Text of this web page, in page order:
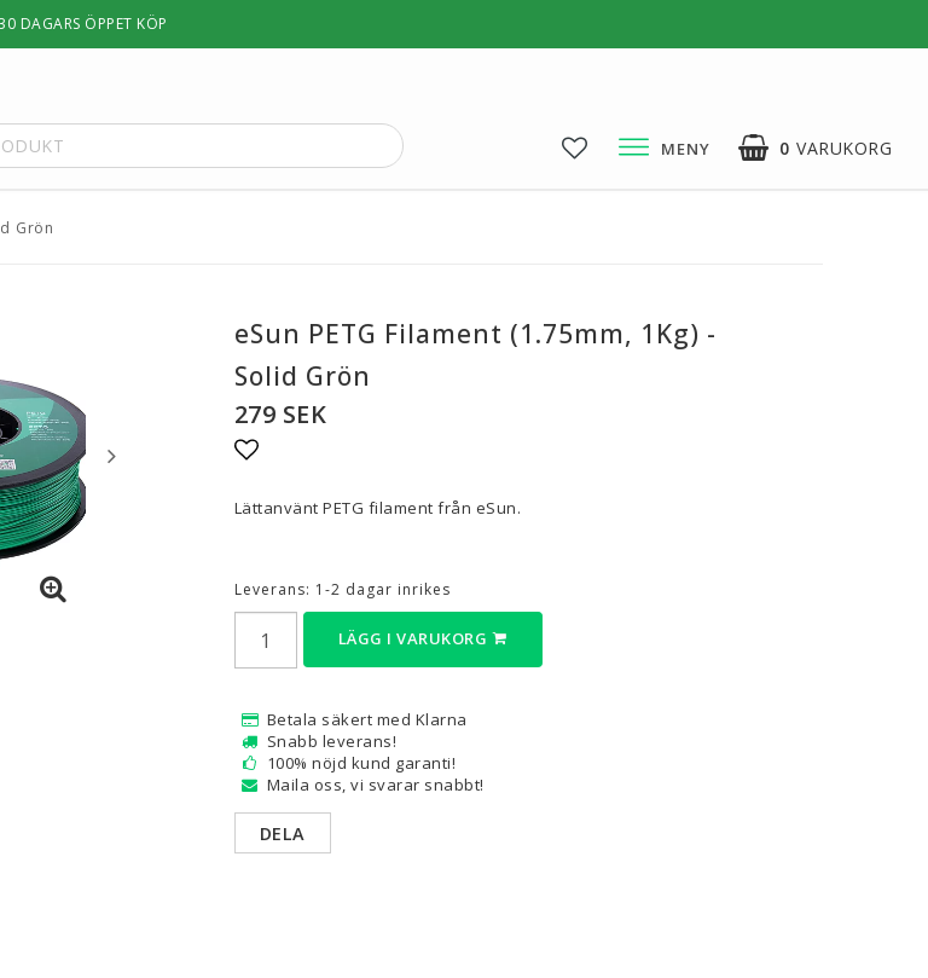
DAGARS ÖPPET KÖP
0 VARUKORG
MENY
Trä, Metall, Sten & Kolfiber
Flex & Elasticitet
Höghastighet
Visa alla
Water Washable
3D-Pennor
Filament till 3D-Pennor
Grön
eSun PETG Filament (1.75mm, 1Kg) -
Solid Grön
279 SEK
Lättanvänt PETG filament från eSun.
Leverans: 1-2 dagar inrikes
LÄGG I VARUKORG
Betala säkert med Klarna
Snabb leverans!
100% nöjd kund garanti!
Maila oss, vi svarar snabbt!
DELA